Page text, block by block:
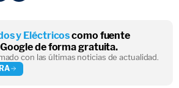
y Eléctricoscomo fuente
de forma gratuita.
con las últimas noticias de actualidad.